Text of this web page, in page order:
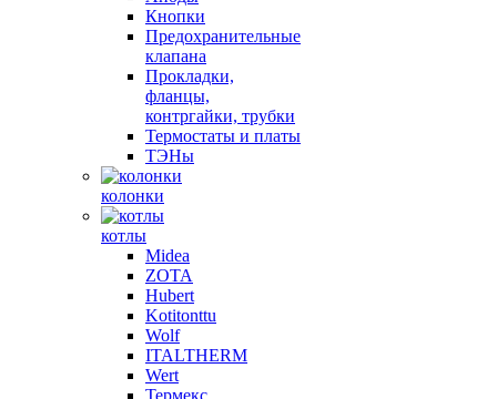
Кнопки
Предохранительные
клапана
Прокладки,
фланцы,
контргайки, трубки
Термостаты и платы
ТЭНы
колонки
котлы
Midea
ZOTA
Hubert
Kotitonttu
Wolf
ITALTHERM
Wert
Термекс